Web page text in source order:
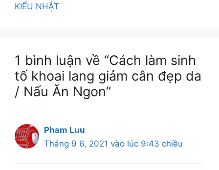
KIỂU NHẬT
1 bình luận về “Cách làm sinh
tố khoai lang giảm cân đẹp da
/ Nấu Ăn Ngon”
Pham Luu
Tháng 9 6, 2021 vào lúc 9:43 chiều